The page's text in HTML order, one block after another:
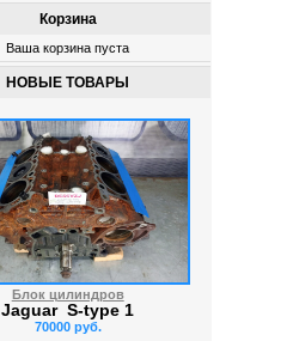
Корзина
Ваша корзина пуста
НОВЫЕ ТОВАРЫ
Блок цилиндров
Jaguar S-type 1
70000 руб.